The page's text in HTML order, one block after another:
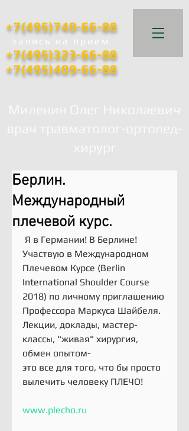
+7(495)740-66-88
запись на прием
+7(495)323-66-88
+7(495)409-66-88
Берлин.
Международный
плечевой курс.
Я в Германии! В Берлине!
Участвую в Международном
Плечевом Курсе (Berlin
International Shoulder Course
2018) по личному приглашению
Профессора Маркуса Шайбеля.
Лекции, доклады, мастер-
классы, "живая" хирургия,
обмен опытом-
это все для того, что бы просто
вылечить человеку ПЛЕЧО!
www.plecho.ru